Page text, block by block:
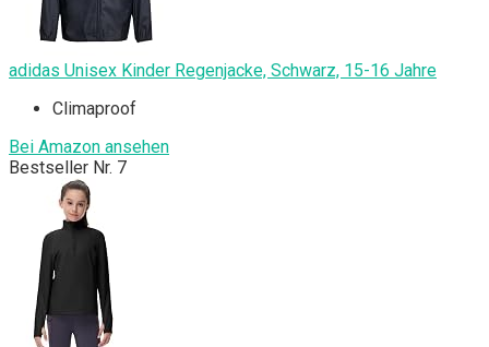
adidas Unisex Kinder Regenjacke, Schwarz, 15-16 Jahre
Climaproof
Bei Amazon ansehen
Bestseller Nr. 7